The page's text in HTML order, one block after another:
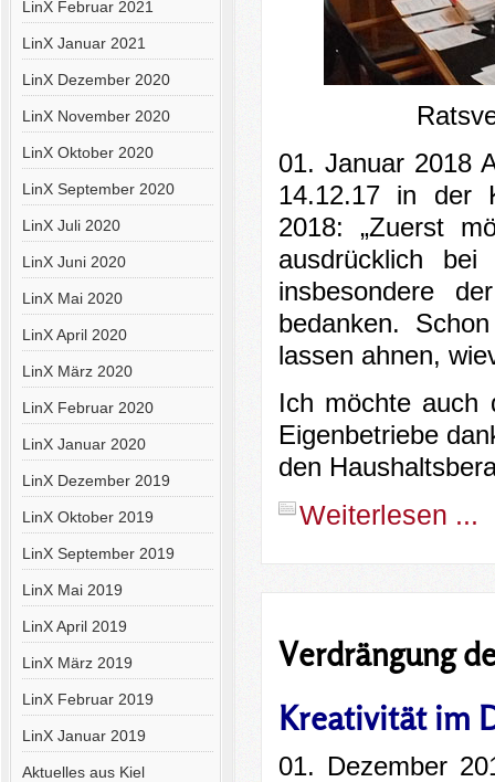
LinX Februar 2021
LinX Januar 2021
LinX Dezember 2020
LinX November 2020
LinX Oktober 2020
LinX September 2020
LinX Juli 2020
LinX Juni 2020
LinX Mai 2020
LinX April 2020
LinX März 2020
LinX Februar 2020
LinX Januar 2020
LinX Dezember 2019
LinX Oktober 2019
LinX September 2019
LinX Mai 2019
LinX April 2019
LinX März 2019
LinX Februar 2019
LinX Januar 2019
Aktuelles aus Kiel
01. Januar 2018
14.12.17 in der
2018: „Zuerst
ausdrücklich
insbesondere
bedanken.
lassen ahnen,
Ich möchte auch
Eigenbetriebe
den
Weiterlesen ...
Verdrängung
Kreativität im
01. Dezember